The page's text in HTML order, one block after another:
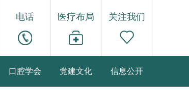
电话 医疗布局 关注我们
口腔学会 党建文化 信息公开